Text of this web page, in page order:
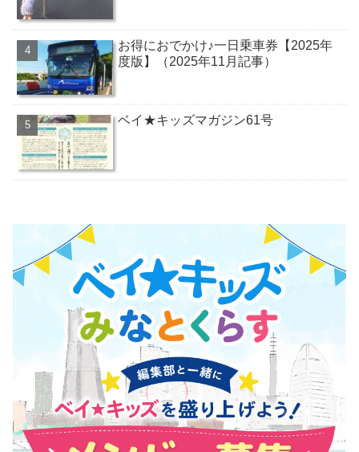
お得におでかけ♪一日乗車券【2025年
度版】（2025年11月記事）
ベイ★キッズマガジン61号